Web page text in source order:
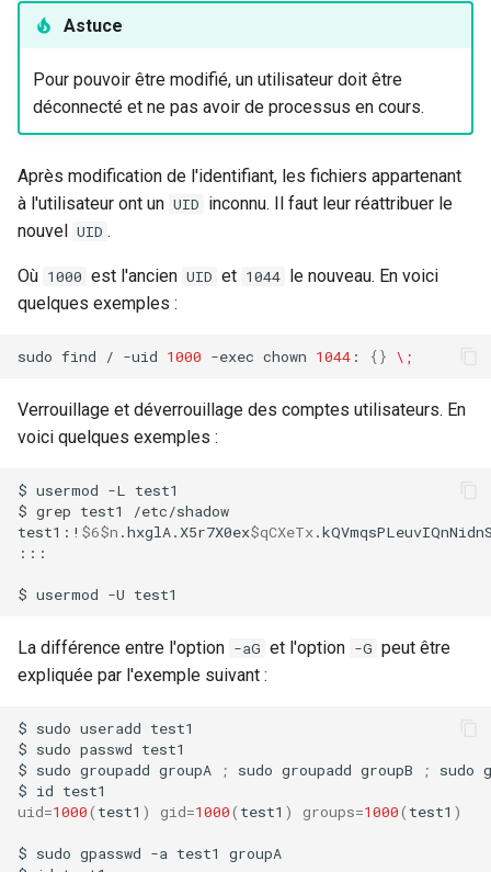
Astuce
Pour pouvoir être modifié, un utilisateur doit être
déconnecté et ne pas avoir de processus en cours.
Après modification de l'identifiant, les fichiers appartenant
à l'utilisateur ont un UID inconnu. Il faut leur réattribuer le
nouvel UID .
Où 1000 est l'ancien UID et 1044 le nouveau. En voici
quelques exemples :
sudo find / -uid 1000 -exec chown 1044 : {} \;
Verrouillage et déverrouillage des comptes utilisateurs. En
voici quelques exemples :
$ usermod -L
test1
$ grep test1
/etc/shadow
test1:! $6$n .hxglA.X5r7X0ex$qCXeTx
:::
$ usermod -U
La différence entre l'option -aG et l'option -G peut être
expliquée par l'exemple suivant :
$ sudo useradd test1
$ sudo passwd test1
$ sudo groupadd groupA ; sudo groupadd groupB ; sudo
$ id
uid=1000( test1 ) gid=1000( test1 ) groups=1000( test1 )
$ sudo gpasswd -a test1
groupA